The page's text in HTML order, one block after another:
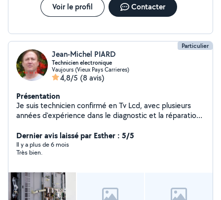
Voir le profil Contacter
Particulier
Jean-Michel PIARD
Technicien electronique
Vaujours (Vieux Pays Carrieres)
4,8/5 (8 avis)
Présentation
Je suis technicien confirmé en Tv Lcd, avec plusieurs
années d'expérience dans le diagnostic et la réparation
durables pour le client. 07n.83n.22n.81n.39n Le devis
est gratuit.
Dernier avis laissé par Esther : 5/5
Il y a plus de 6 mois
Très bien.